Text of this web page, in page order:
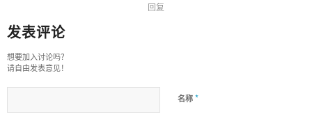
回复
发表评论
想要加入讨论吗？
请自由发表意见！
名称 *